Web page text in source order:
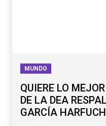
MUNDO
QUIERE LO
DE LA DEA
GARCÍA HARFUCH